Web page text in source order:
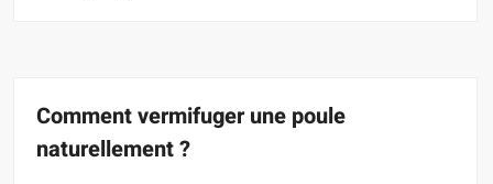
Comment vermifuger une poule
naturellement ?